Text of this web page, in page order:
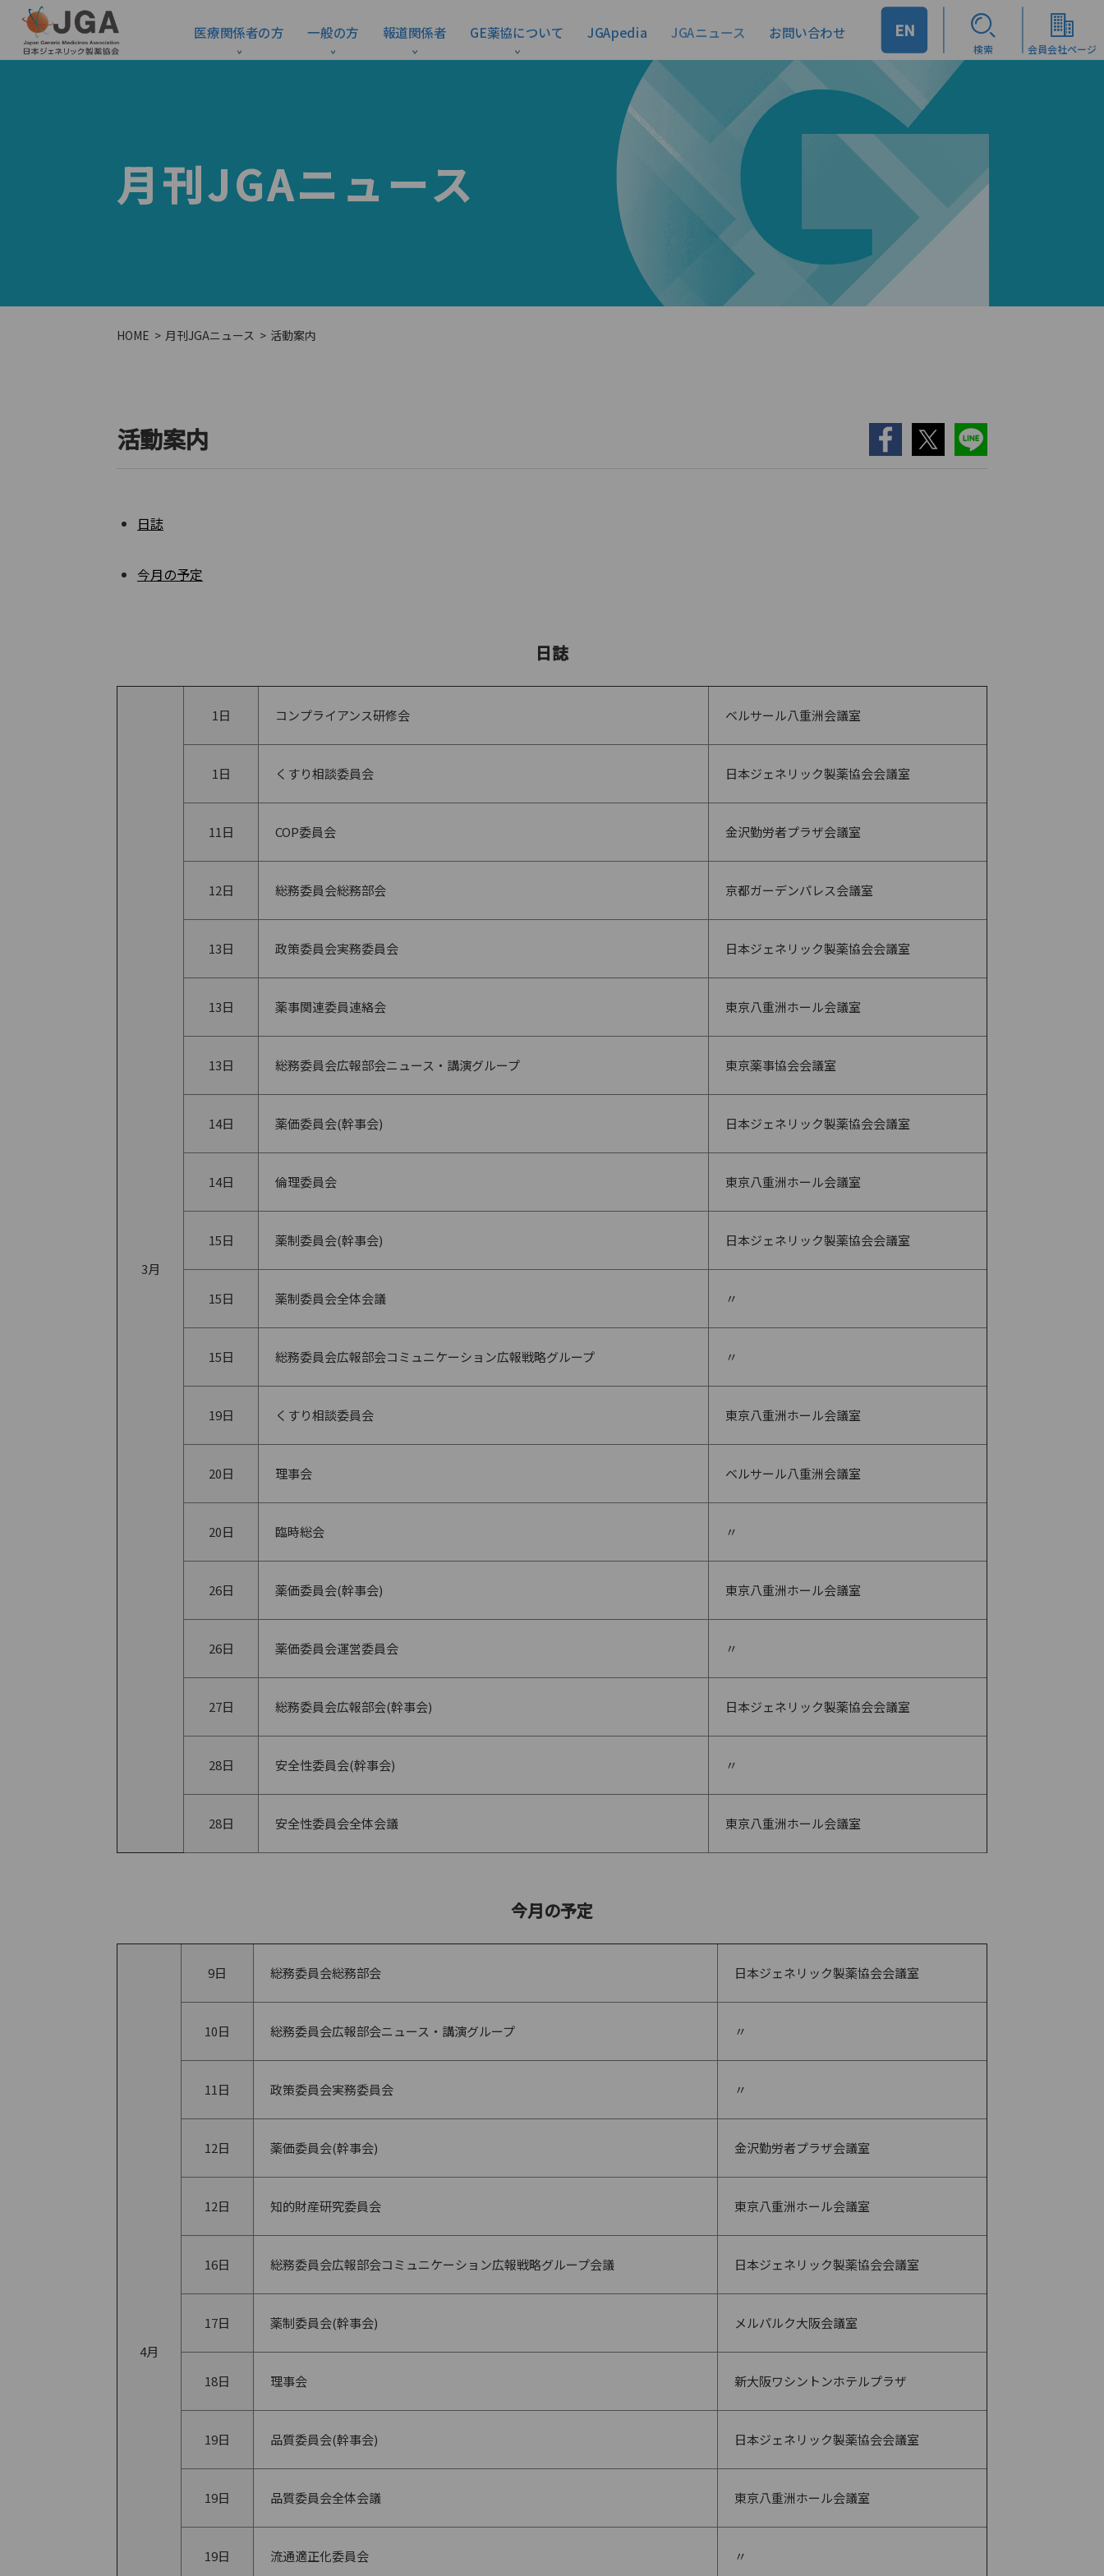
医療関係者の方 一般の方 報道関係者 GE薬協について JGApedia JGAニュース お問い合わせ EN
検索 会員会社ページ
月刊JGAニュース
HOME 月刊JGAニュース 活動案内
活動案内
日誌
今月の予定
日誌
3月
1日 コンプライアンス研修会 ベルサール八重洲会議室
1日 くすり相談委員会 日本ジェネリック製薬協会会議室
11日 COP委員会 金沢勤労者プラザ会議室
12日 総務委員会総務部会 京都ガーデンパレス会議室
13日 政策委員会実務委員会 日本ジェネリック製薬協会会議室
13日 薬事関連委員連絡会 東京八重洲ホール会議室
13日 総務委員会広報部会ニュース・講演グループ 東京薬事協会会議室
14日 薬価委員会(幹事会) 日本ジェネリック製薬協会会議室
14日 倫理委員会 東京八重洲ホール会議室
15日 薬制委員会(幹事会) 日本ジェネリック製薬協会会議室
15日 薬制委員会全体会議 〃
15日 総務委員会広報部会コミュニケーション広報戦略グループ 〃
19日 くすり相談委員会 東京八重洲ホール会議室
20日 理事会 ベルサール八重洲会議室
20日 臨時総会 〃
26日 薬価委員会(幹事会) 東京八重洲ホール会議室
26日 薬価委員会運営委員会 〃
27日 総務委員会広報部会(幹事会) 日本ジェネリック製薬協会会議室
28日 安全性委員会(幹事会) 〃
28日 安全性委員会全体会議 東京八重洲ホール会議室
今月の予定
4月
9日 総務委員会総務部会 日本ジェネリック製薬協会会議室
10日 総務委員会広報部会ニュース・講演グループ 〃
11日 政策委員会実務委員会 〃
12日 薬価委員会(幹事会) 金沢勤労者プラザ会議室
12日 知的財産研究委員会 東京八重洲ホール会議室
16日 総務委員会広報部会コミュニケーション広報戦略グループ会議 日本ジェネリック製薬協会会議室
17日 薬制委員会(幹事会) メルパルク大阪会議室
18日 理事会 新大阪ワシントンホテルプラザ
19日 品質委員会(幹事会) 日本ジェネリック製薬協会会議室
19日 品質委員会全体会議 東京八重洲ホール会議室
19日 流通適正化委員会 〃